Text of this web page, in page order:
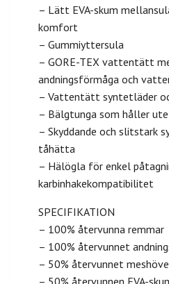
– Lätt EVA-skum
komfort
– Gummiyttersula
– GORE-TEX vattentätt
andningsförmåga och
– Vattentätt syntetläder
– Bälgtunga som håller
– Skyddande och slitstark
tåhätta
– Hälögla för enkel
karbinhakekompatibilitet
SPECIFIKATION
– 100% återvunna remmar
– 100% återvunnet
– 50% återvunnet
– 50% återvunnen EVA-